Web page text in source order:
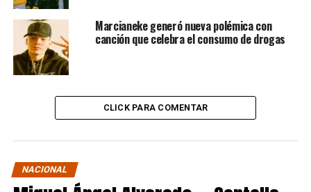
Marcianeke generó nueva polémica con
canción que celebra el consumo de drogas
CLICK PARA COMENTAR
NACIONAL